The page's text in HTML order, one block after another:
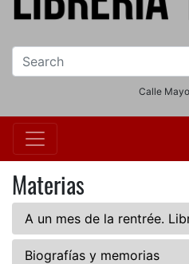
Calle
Materias
A un mes de la rentrée.
Biografías y memorias